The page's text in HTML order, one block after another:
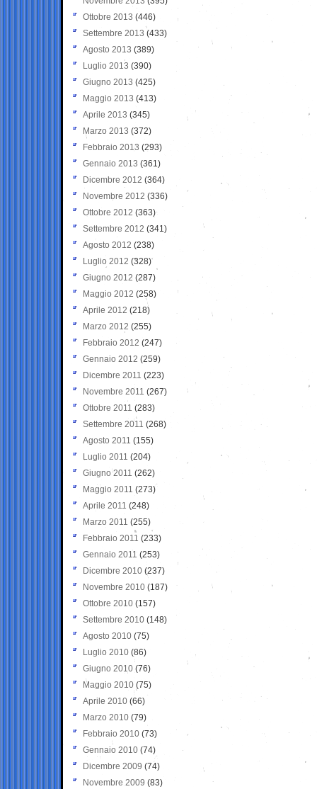
Ottobre 2013 (446)
Settembre 2013 (433)
Agosto 2013 (389)
Luglio 2013 (390)
Giugno 2013 (425)
Maggio 2013 (413)
Aprile 2013 (345)
Marzo 2013 (372)
Febbraio 2013 (293)
Gennaio 2013 (361)
Dicembre 2012 (364)
Novembre 2012 (336)
Ottobre 2012 (363)
Settembre 2012 (341)
Agosto 2012 (238)
Luglio 2012 (328)
Giugno 2012 (287)
Maggio 2012 (258)
Aprile 2012 (218)
Marzo 2012 (255)
Febbraio 2012 (247)
Gennaio 2012 (259)
Dicembre 2011 (223)
Novembre 2011 (267)
Ottobre 2011 (283)
Settembre 2011 (268)
Agosto 2011 (155)
Luglio 2011 (204)
Giugno 2011 (262)
Maggio 2011 (273)
Aprile 2011 (248)
Marzo 2011 (255)
Febbraio 2011 (233)
Gennaio 2011 (253)
Dicembre 2010 (237)
Novembre 2010 (187)
Ottobre 2010 (157)
Settembre 2010 (148)
Agosto 2010 (75)
Luglio 2010 (86)
Giugno 2010 (76)
Maggio 2010 (75)
Aprile 2010 (66)
Marzo 2010 (79)
Febbraio 2010 (73)
Gennaio 2010 (74)
Dicembre 2009 (74)
Novembre 2009 (83)